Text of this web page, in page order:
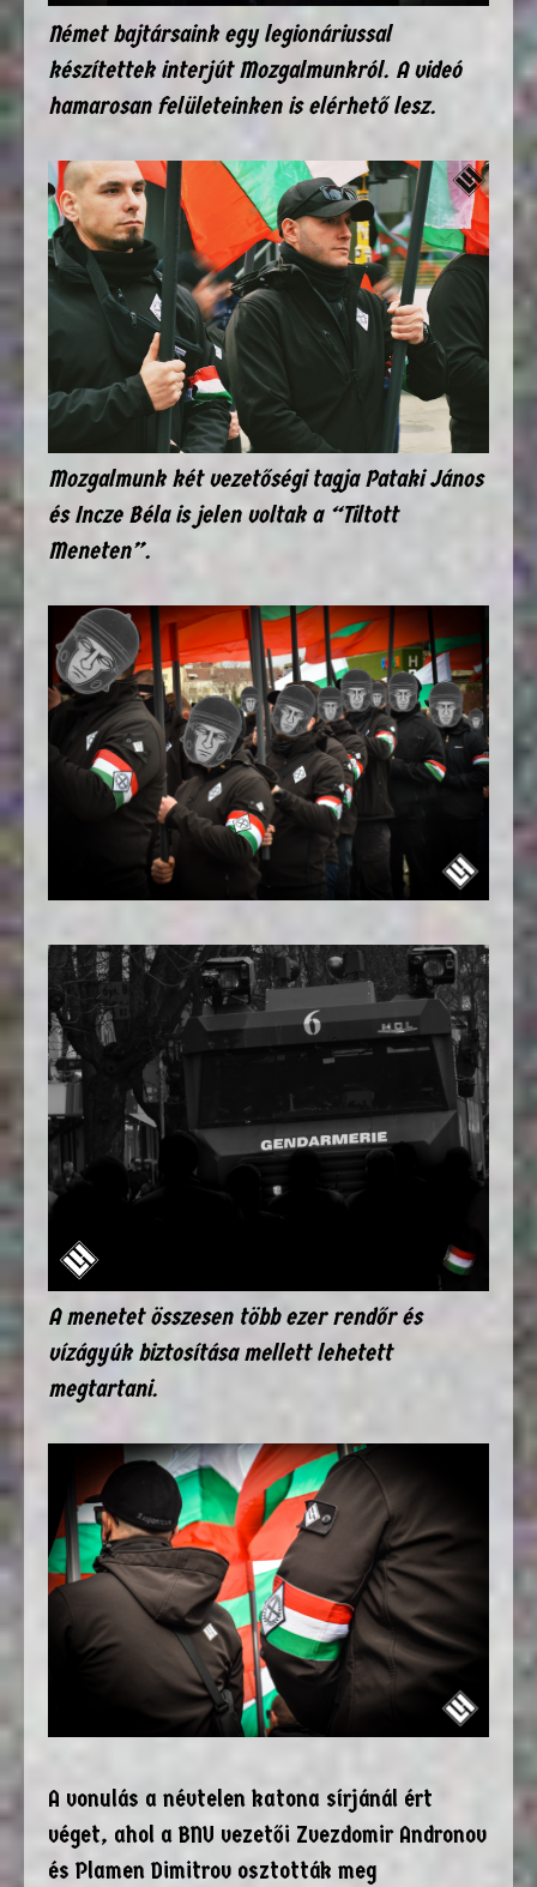
Német bajtársaink egy legionáriussal
készítettek interjút Mozgalmunkról. A videó
hamarosan felületeinken is elérhető lesz.
Mozgalmunk két vezetőségi tagja Pataki János
és Incze Béla is jelen voltak a “Tiltott
Meneten”.
A menetet összesen több ezer rendőr és
vízágyúk biztosítása mellett lehetett
megtartani.
A vonulás a névtelen katona sírjánál ért
véget, ahol a BNU vezetői Zvezdomir Andronov
és Plamen Dimitrov osztották meg